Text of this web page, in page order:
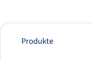
Produkte